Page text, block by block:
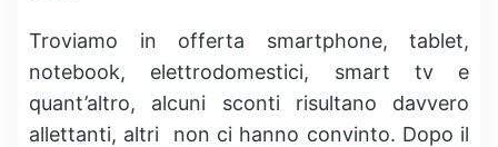
Troviamo in offerta smartphone, tablet,
notebook, elettrodomestici, smart tv e
quant’altro, alcuni sconti risultano davvero
allettanti, altri non ci hanno convinto. Dopo il